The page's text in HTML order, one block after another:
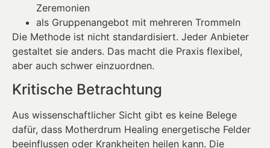
Zeremonien
als Gruppenangebot mit mehreren Trommeln
Die Methode ist nicht standardisiert. Jeder Anbieter
gestaltet sie anders. Das macht die Praxis flexibel,
aber auch schwer einzuordnen.
Kritische Betrachtung
Aus wissenschaftlicher Sicht gibt es keine Belege
dafür, dass Motherdrum Healing energetische Felder
beeinflussen oder Krankheiten heilen kann. Die